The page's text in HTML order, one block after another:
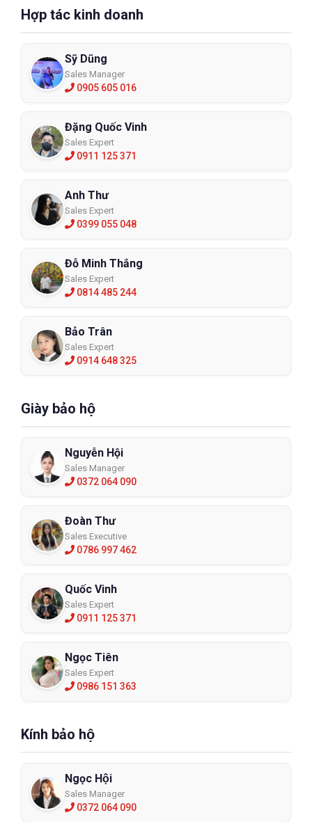
Hợp tác kinh doanh
Sỹ Dũng
Sales Manager
0905 605 016
Đặng Quốc Vinh
Sales Expert
0911 125 371
Anh Thư
Sales Expert
0399 055 048
Đỗ Minh Thắng
Sales Expert
0814 485 244
Bảo Trân
Sales Expert
0914 648 325
Giày bảo hộ
Nguyễn Hội
Sales Manager
0372 064 090
Đoàn Thư
Sales Executive
0786 997 462
Quốc Vinh
Sales Expert
0911 125 371
Ngọc Tiên
Sales Expert
0986 151 363
Kính bảo hộ
Ngọc Hội
Sales Manager
0372 064 090